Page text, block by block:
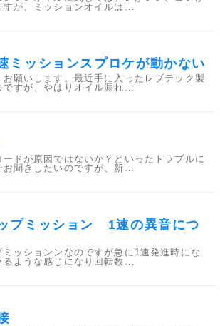
が、ミッションオイルは…
ミッションスプロケが動かない
願いします。最近手に入ったレブテック製
ですが、やはりオイル漏れ…
ドが原因ではないか？といったトラブルに
聞きしたいのですが、新…
プミッション 1速の異音につ
ミッションンなのですが急に1速発進時にな
ような感じになり回転数…